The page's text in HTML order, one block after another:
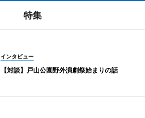
特集
インタビュー
【対談】戸山公園野外演劇祭始まりの話